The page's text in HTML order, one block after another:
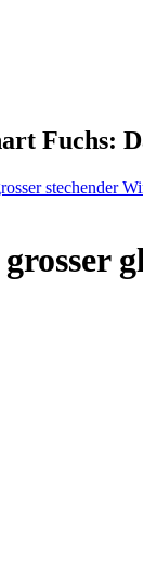
Fuchs:
stechender